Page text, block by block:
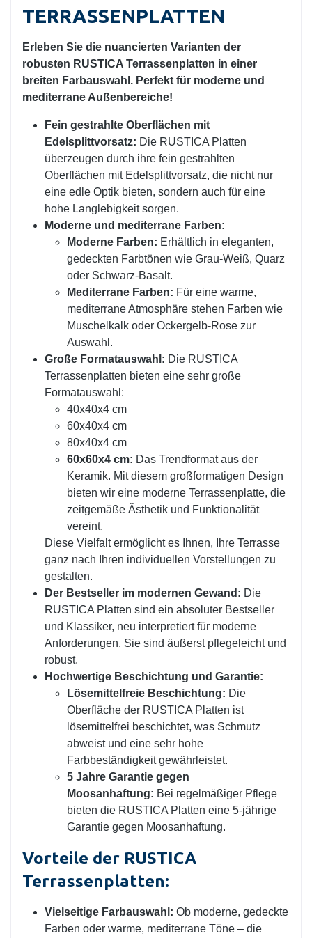
TERRASSENPLATTEN
Erleben Sie die nuancierten Varianten der
robusten RUSTICA Terrassenplatten in einer
breiten Farbauswahl. Perfekt für moderne und
mediterrane Außenbereiche!
Fein gestrahlte Oberflächen mit
Edelsplittvorsatz: Die RUSTICA Platten
überzeugen durch ihre fein gestrahlten
Oberflächen mit Edelsplittvorsatz, die nicht nur
eine edle Optik bieten, sondern auch für eine
hohe Langlebigkeit sorgen.
Moderne und mediterrane Farben:
Moderne Farben: Erhältlich in eleganten,
gedeckten Farbtönen wie Grau-Weiß, Quarz
oder Schwarz-Basalt.
Mediterrane Farben: Für eine warme,
mediterrane Atmosphäre stehen Farben wie
Muschelkalk oder Ockergelb-Rose zur
Auswahl.
Große Formatauswahl: Die RUSTICA
Terrassenplatten bieten eine sehr große
Formatauswahl:
40x40x4 cm
60x40x4 cm
80x40x4 cm
60x60x4 cm: Das Trendformat aus der
Keramik. Mit diesem großformatigen Design
bieten wir eine moderne Terrassenplatte, die
zeitgemäße Ästhetik und Funktionalität
vereint.
Diese Vielfalt ermöglicht es Ihnen, Ihre Terrasse
ganz nach Ihren individuellen Vorstellungen zu
gestalten.
Der Bestseller im modernen Gewand: Die
RUSTICA Platten sind ein absoluter Bestseller
und Klassiker, neu interpretiert für moderne
Anforderungen. Sie sind äußerst pflegeleicht und
robust.
Hochwertige Beschichtung und Garantie:
Lösemittelfreie Beschichtung: Die
Oberfläche der RUSTICA Platten ist
lösemittelfrei beschichtet, was Schmutz
abweist und eine sehr hohe
Farbbeständigkeit gewährleistet.
5 Jahre Garantie gegen
Moosanhaftung: Bei regelmäßiger Pflege
bieten die RUSTICA Platten eine 5-jährige
Garantie gegen Moosanhaftung.
Vorteile der RUSTICA
Terrassenplatten:
Vielseitige Farbauswahl: Ob moderne, gedeckte
Farben oder warme, mediterrane Töne – die